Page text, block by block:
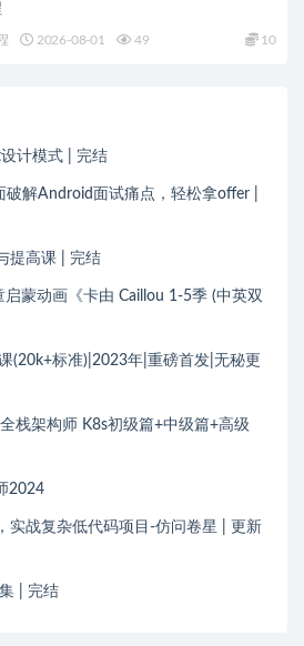
2026-08-01 49 10
计模式 | 完结
破解Android面试痛点，轻松拿offer |
提高课 | 完结
启蒙动画《卡由 Caillou 1-5季 (中英双
(20k+标准)|2023年|重磅首发|无秘更
栈架构师 K8s初级篇+中级篇+高级
2024
实战复杂低代码项目-仿问卷星 | 更新
| 完结